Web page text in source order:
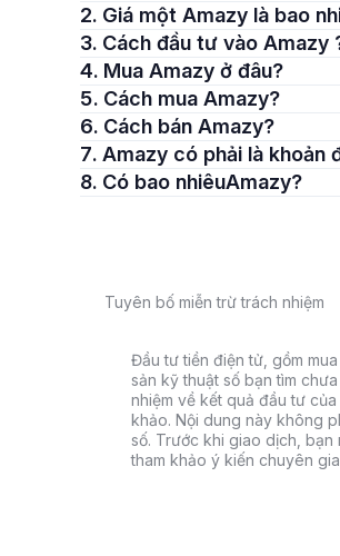
2. Giá một Amazy là bao
3. Cách đầu tư vào Amazy
4. Mua Amazy ở đâu?
5. Cách mua Amazy?
6. Cách bán Amazy?
7. Amazy có phải là
8. Có bao nhiêuAmazy?
Tuyên bố miễn trừ trách nhiệm
Đầu tư tiền điện tử, gồm
sản kỹ thuật số bạn tìm
nhiệm về kết quả đầu tư
khảo. Nội dung này không
số. Trước khi giao dịch, bạn
tham khảo ý kiến chuyên